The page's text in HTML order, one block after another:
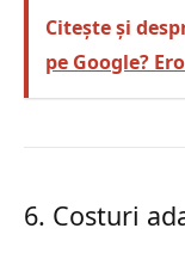
Citește și
pe Google?
6. Costuri